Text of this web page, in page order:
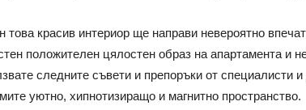
това красив интериор ще направи невероятно
положителен цялостен образ на апартамента и
следните съвети и препоръки от специалисти
уютно, хипнотизиращо и магнитно пространство.